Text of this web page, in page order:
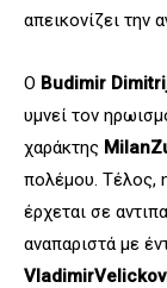
απεικονίζει την
Ο Budimir
υμνεί τον
χαράκτης
πολέμου. Τέλος,
έρχεται σε
αναπαριστά με